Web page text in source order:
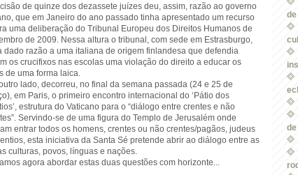
de quinze dos dezassete juízes deu, assim, razão ao governo
que em Janeiro do ano passado tinha apresentado um recurso
uma deliberação do Tribunal Europeu dos Direitos Humanos de
de 2009. Nessa altura o tribunal, com sede em Estrasburgo,
dado razão a uma italiana de origem finlandesa que defendia
os crucifixos nas escolas uma violação do direito a educar os
de uma forma laica.
lado, decorreu, no final da semana passada (24 e 25 de
em Paris, o primeiro encontro internacional do ‘Pátio dos
estrutura do Vaticano para o “diálogo entre crentes e não
Servindo-se de uma figura do Templo de Jerusalém onde
entrar todos os homens, crentes ou não crentes/pagãos, judeus
esta iniciativa da Santa Sé pretende abrir ao diálogo entre as
culturas, povos, línguas e nações.
agora abordar estas duas questões com horizonte...
de
de